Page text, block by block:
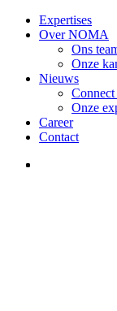
Main
navigation
Expertises
Over NOMA
Ons
Onze
Nieuws
Onze
Career
Contact